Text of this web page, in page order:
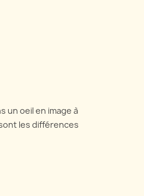
un oeil en image à
les différences